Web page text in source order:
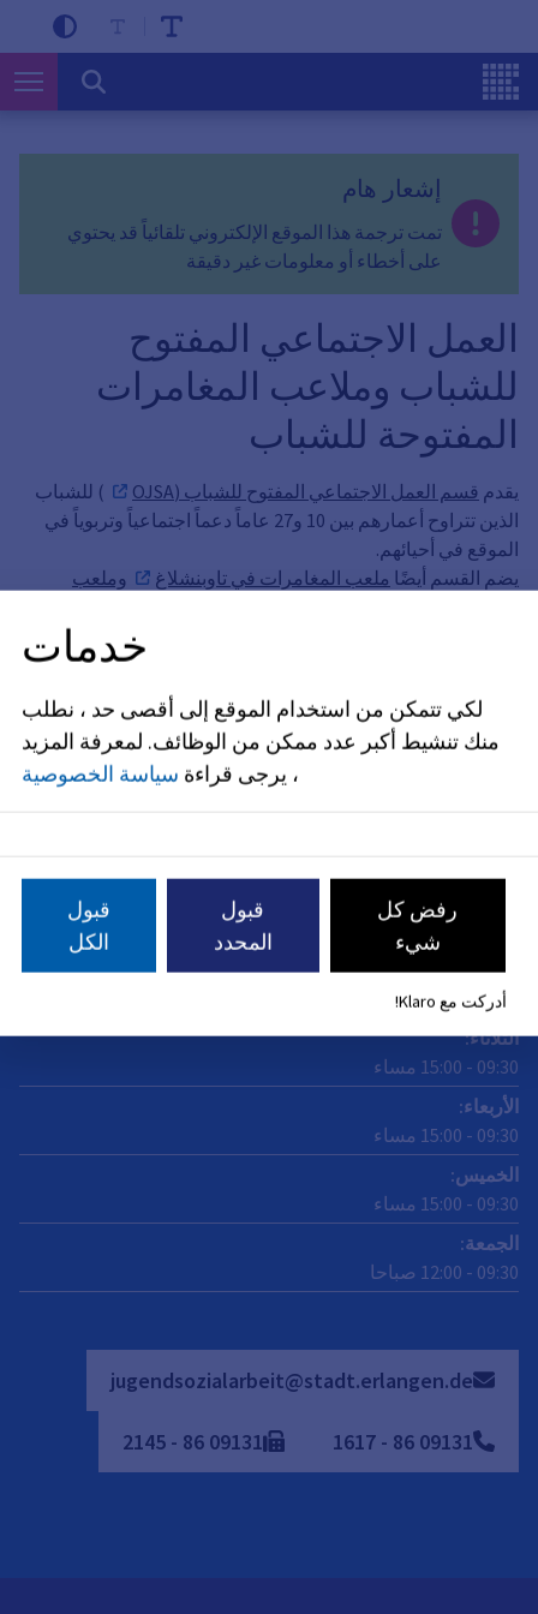
إشعار هام
تمت ترجمة هذا الموقع الإلكتروني تلقائياً قد يحتوي
على أخطاء أو معلومات غير دقيقة
العمل الاجتماعي المفتوح
للشباب وملاعب المغامرات
المفتوحة للشباب
يقدم قسم العمل الاجتماعي المفتوح للشباب (OJSA
) للشباب
الذين تتراوح أعمارهم بين 10 و27 عاماً دعماً اجتماعياً وتربوياً في
الموقع في أحيائهم.
يضم القسم أيضًا ملعب المغامرات في تاوبنشلاغ
وملعب
العنوان
أوقات العمل
مغلق الآن
الأثنين:
09:30
-
15:00مساء
الثلاثاء:
09:30
-
15:00 مساء
الأربعاء:
09:30
-
15:00 مساء
الخميس:
09:30
-
15:00 مساء
الجمعة:
09:30
-
12:00 صباحا
jugendsozialarbeit@stadt.erlangen.de
09131
86
-
1617
09131
86
-
2145
خدمات
لكي تتمكن من استخدام الموقع إلى أقصى حد ، نطلب
منك تنشيط أكبر عدد ممكن من الوظائف. لمعرفة المزيد
، يرجى قراءة سياسة الخصوصية
رفض كل
شيء
قبول
المحدد
قبول
الكل
أدركت مع Klaro!